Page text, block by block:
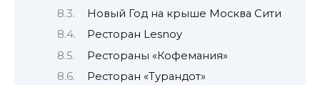
Новый Год на крыше Москва Сити
Ресторан Lesnoy
Рестораны «Кофемания»
Ресторан «Турандот»